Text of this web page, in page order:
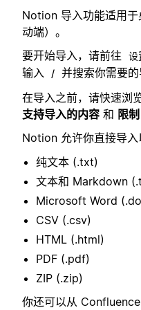
Notion 导入功能适用
动端）。
要开始导入，请前往
设
输入
/ 并搜索你需要的
在导入之前，请快速浏
支持导入的内容 和 限制
Notion 允许你直接导入
纯文本 (.txt)
文本和 Markdown
Microsoft Word
CSV (.csv)
HTML (.html)
PDF (.pdf)
ZIP (.zip)
你还可以从